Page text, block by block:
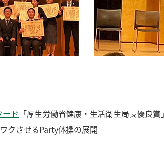
ド 「厚生労働省健康・生活衛生局長優良賞」
クさせるParty体操の展開